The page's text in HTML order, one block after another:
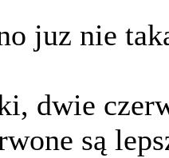
juz nie
dwie
są